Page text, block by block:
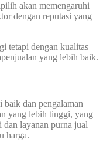
akan memengaruhi
dengan reputasi yang
tetapi dengan kualitas
yang lebih baik.
baik dan pengalaman
yang lebih tinggi, yang
dan layanan purna jual
harga.